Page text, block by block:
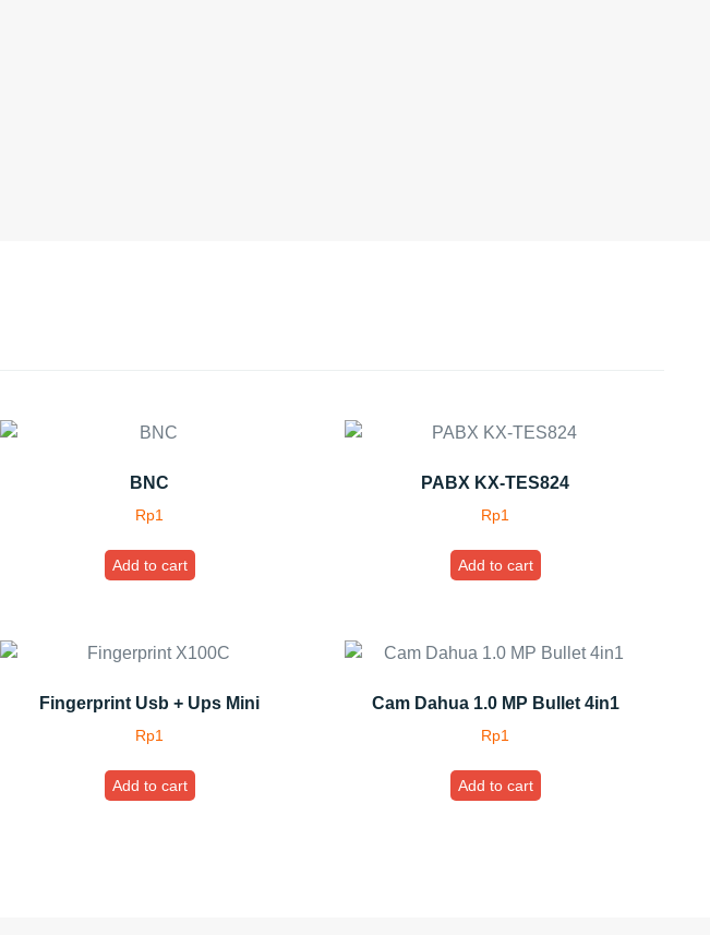
BNC
Rp1
Add to cart
PABX KX-TES824
Rp1
Add to cart
Fingerprint Usb + Ups Mini
Rp1
Add to cart
Cam Dahua 1.0 MP Bullet 4in1
Rp1
Add to cart